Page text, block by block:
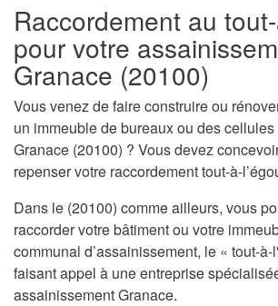
Raccordement au
pour votre
Granace (20100)
Vous venez de faire construire ou
un immeuble de bureaux ou des
Granace (20100) ? Vous devez
repenser votre raccordement tout-à-
Dans le (20100) comme ailleurs, vous
raccorder votre bâtiment ou votre
communal d’assainissement, le « tout-à-
faisant appel à une entreprise
assainissement Granace.